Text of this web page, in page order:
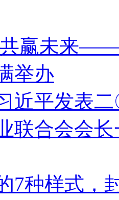
赢未来
举办
近平发表
联合会会
7种样式，